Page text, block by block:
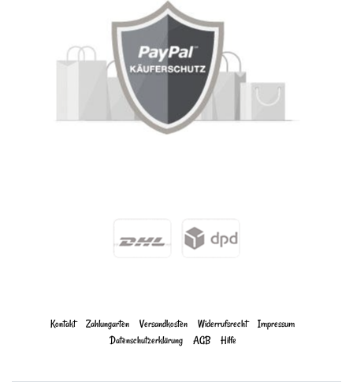
Kontakt Zahlungarten Versandkosten Widerrufs­recht
Impressum
Daten­schutz­erklärung
AGB Hilfe